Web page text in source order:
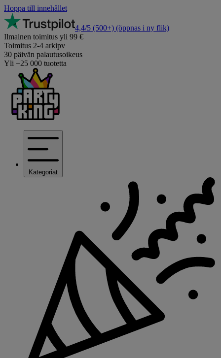
Hoppa till innehållet
4,4/5 (500+) (öppnas i ny flik)
Ilmainen toimitus yli 99 €
Toimitus 2-4 arkipv
30 päivän palautusoikeus
Yli +25 000 tuotetta
Kategoriat